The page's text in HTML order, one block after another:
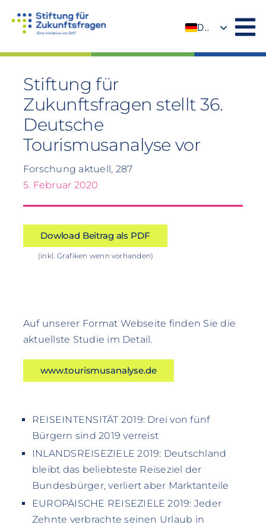
Inhalt
DE
Stiftung für
Zukunftsfragen stellt 36.
Deutsche
Tourismusanalyse vor
Forschung aktuell, 287
5. Februar 2020
Dowload Beitrag als PDF
(inkl. Grafiken wenn vorhanden)
Auf unserer Format Webseite finden Sie die
aktuellste Studie im Detail.
www.tourismusanalyse.de
REISEINTENSITÄT 2019: Drei von fünf
Bürgern sind 2019 verreist
INLANDSREISEZIELE 2019: Deutschland
bleibt das beliebteste Reiseziel der
Bundesbürger, verliert aber Marktanteile
EUROPÄISCHE REISEZIELE 2019: Jeder
Zehnte verbrachte seinen Urlaub in